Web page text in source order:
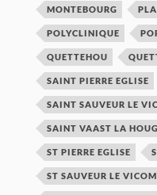
MONTEBOURG
POLYCLINIQUE
QUETTEHOU
SAINT PIERRE EGLISE
SAINT SAUVEUR LE
SAINT VAAST LA
ST PIERRE EGLISE
ST SAUVEUR LE